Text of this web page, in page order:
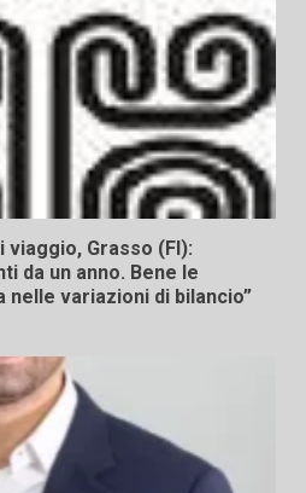
viaggio, Grasso (FI):
da un anno. Bene le
variazioni di bilancio”